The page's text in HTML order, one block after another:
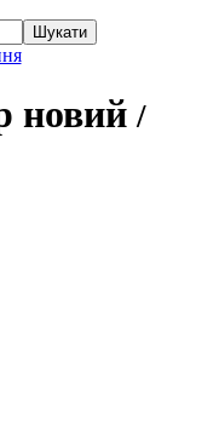
Шукати
новий/